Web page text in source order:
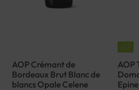
AOP Crémant de
Bordeaux Brut Blanc de
blancs Opale Celene
AOP